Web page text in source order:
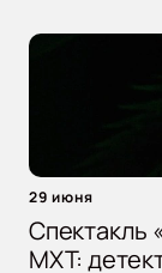
29 июня
Спектакль
МХТ: